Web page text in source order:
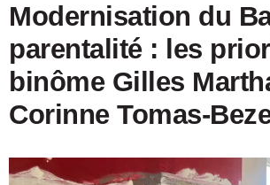
Modernisation du
parentalité : les
binôme Gilles
Corinne Tomas-